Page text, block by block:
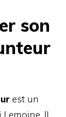
son
est un